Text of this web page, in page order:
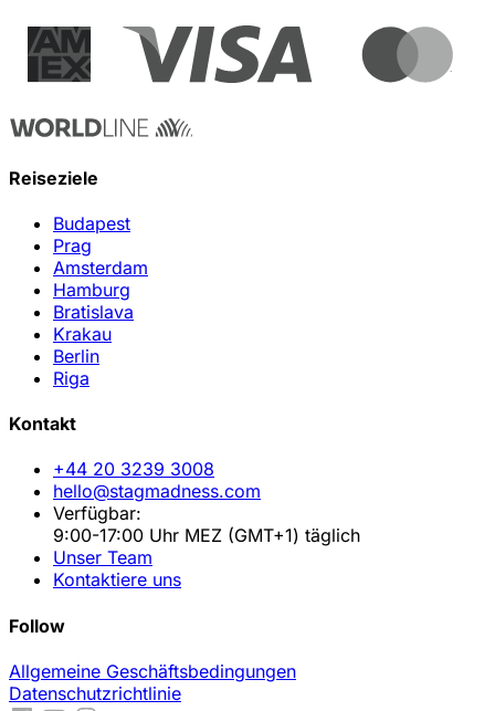
Reiseziele
Budapest
Prag
Amsterdam
Hamburg
Bratislava
Krakau
Berlin
Riga
Kontakt
+44 20 3239 3008
hello@stagmadness.com
Verfügbar:
9:00-17:00 Uhr MEZ (GMT+1) täglich
Unser Team
Kontaktiere uns
Follow
Allgemeine Geschäftsbedingungen
Datenschutzrichtlinie